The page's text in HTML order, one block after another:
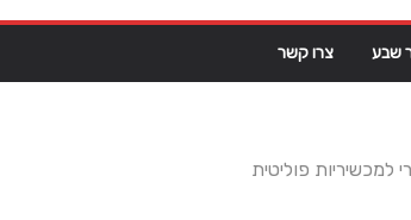
שבע צרו קשר
למכשיריות פוליטית